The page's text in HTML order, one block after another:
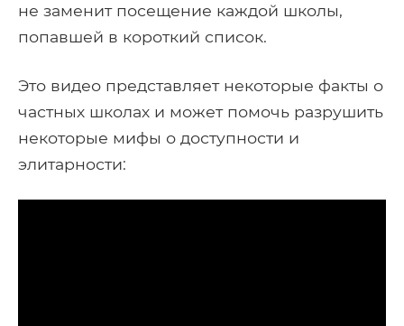
не заменит посещение каждой школы,
попавшей в короткий список.
Это видео представляет некоторые факты о
частных школах и может помочь разрушить
некоторые мифы о доступности и
элитарности: